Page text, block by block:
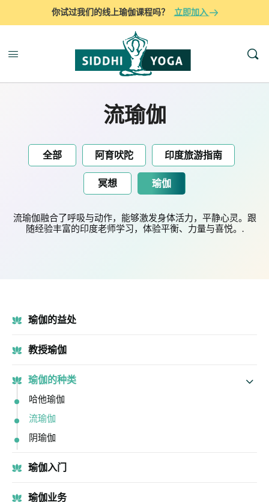
你试过我们的线上瑜伽课程吗？ 立即加入
流瑜伽
全部 阿育吠陀 印度旅游指南
冥想 瑜伽
流瑜伽融合了呼吸与动作，能够激发身体活力，平静心灵。跟
随经验丰富的印度老师学习，体验平衡、力量与喜悦。.
瑜伽的益处
教授瑜伽
瑜伽的种类
哈他瑜伽
流瑜伽
阴瑜伽
瑜伽入门
瑜伽业务